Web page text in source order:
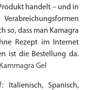
handelt – und in
so, dass man Kamagra
Rezept im Internet
ist die Bestellung da.
Kammagra Gel
Spanisch,